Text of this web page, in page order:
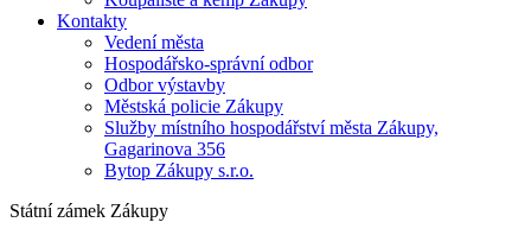
Kontakty
Vedení města
Hospodářsko-správní odbor
Odbor výstavby
Městská policie Zákupy
Služby místního hospodářství města Zákupy,
Gagarinova 356
Bytop Zákupy s.r.o.
Státní zámek Zákupy